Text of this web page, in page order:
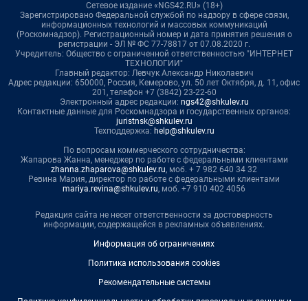
Сетевое издание «NGS42.RU» (18+)
Зарегистрировано Федеральной службой по надзору в сфере связи,
информационных технологий и массовых коммуникаций
(Роскомнадзор). Регистрационный номер и дата принятия решения о
регистрации - ЭЛ № ФС 77-78817 от 07.08.2020 г.
Учредитель: Общество с ограниченной ответственностью "ИНТЕРНЕТ
ТЕХНОЛОГИИ"
Главный редактор: Левчук Александр Николаевич
Адрес редакции: 650000, Россия, Кемерово, ул. 50 лет Октября, д. 11, офис
201, телефон +7 (3842) 23-22-60
Электронный адрес редакции: ngs42@shkulev.ru
Контактные данные для Роскомнадзора и государственных органов:
juristnsk@shkulev.ru
Техподдержка: help@shkulev.ru
По вопросам коммерческого сотрудничества:
Жапарова Жанна, менеджер по работе с федеральными клиентами
zhanna.zhaparova@shkulev.ru, моб. + 7 982 640 34 32
Ревина Мария, директор по работе с федеральными клиентами
mariya.revina@shkulev.ru, моб. +7 910 402 4056
Редакция сайта не несет ответственности за достоверность
информации, содержащейся в рекламных объявлениях.
Информация об ограничениях
Политика использования cookies
Рекомендательные системы